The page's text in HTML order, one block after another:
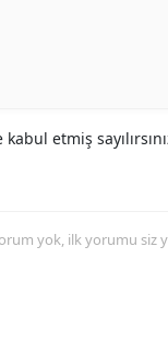
etmiş
yok, ilk yorumu siz